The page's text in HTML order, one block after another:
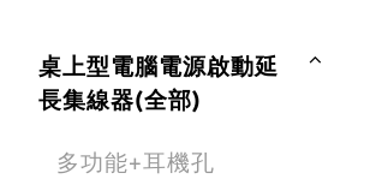
桌上型電腦電源啟動延
長集線器(全部)
多功能+耳機孔